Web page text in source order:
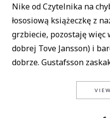
Nike od Czytelnika na
łososiową książeczkę z
grzbiecie, pozostaję
dobrej Tove Jansson) i
dobrze. Gustafsson